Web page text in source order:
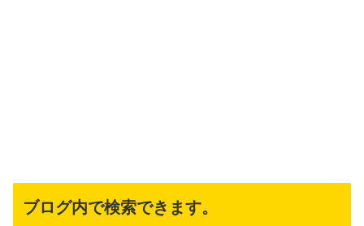
ブログ内で検索できます。